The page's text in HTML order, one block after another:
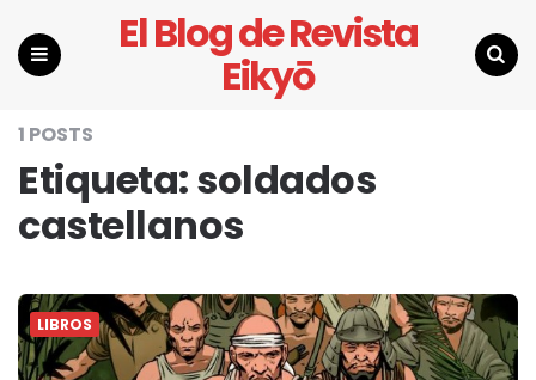
El Blog de Revista
Eikyō
1 POSTS
Etiqueta:soldados
castellanos
LIBROS